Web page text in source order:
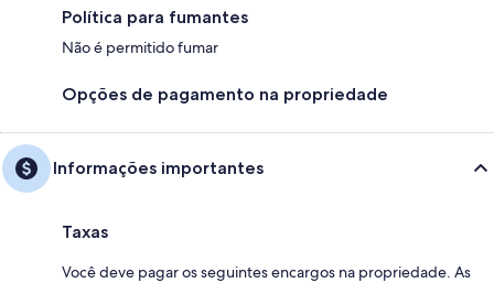
Política para fumantes
Não é permitido fumar
Opções de pagamento na propriedade
Informações importantes
Taxas
Você deve pagar os seguintes encargos na propriedade. As